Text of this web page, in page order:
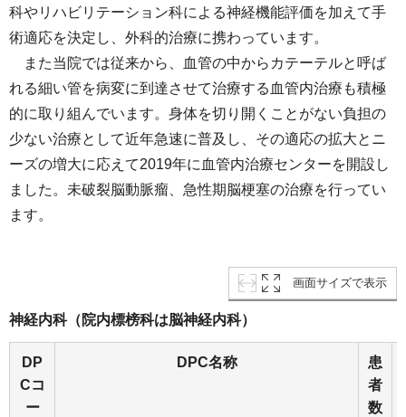
科やリハビリテーション科による神経機能評価を加えて手
術適応を決定し、外科的治療に携わっています。
また当院では従来から、血管の中からカテーテルと呼ば
れる細い管を病変に到達させて治療する血管内治療も積極
的に取り組んでいます。身体を切り開くことがない負担の
少ない治療として近年急速に普及し、その適応の拡大とニ
ーズの増大に応えて2019年に血管内治療センターを開設し
ました。未破裂脳動脈瘤、急性期脳梗塞の治療を行ってい
ます。
画面サイズで表示
神経内科（院内標榜科は脳神経内科）
DP
Cコ
ー
DPC名称
患
者
数